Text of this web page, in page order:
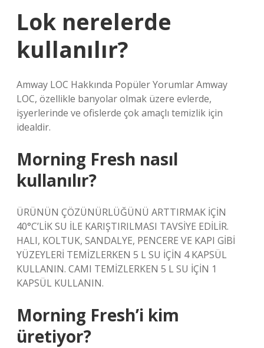
Lok nerelerde
kullanılır?
Amway LOC Hakkında Popüler Yorumlar Amway
LOC, özellikle banyolar olmak üzere evlerde,
işyerlerinde ve ofislerde çok amaçlı temizlik için
idealdir.
Morning Fresh nasıl
kullanılır?
ÜRÜNÜN ÇÖZÜNÜRLÜĞÜNÜ ARTTIRMAK İÇİN
40°C’LİK SU İLE KARIŞTIRILMASI TAVSİYE EDİLİR.
HALI, KOLTUK, SANDALYE, PENCERE VE KAPI GİBİ
YÜZEYLERİ TEMİZLERKEN 5 L SU İÇİN 4 KAPSÜL
KULLANIN. CAMI TEMİZLERKEN 5 L SU İÇİN 1
KAPSÜL KULLANIN.
Morning Fresh’i kim
üretiyor?